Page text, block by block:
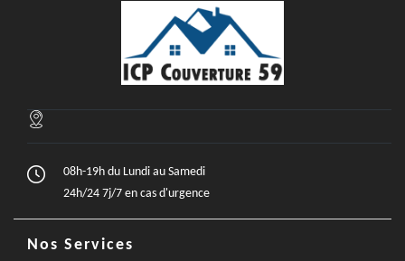
08h-19h du Lundi au Samedi
24h/24 7j/7 en cas d'urgence
Nos Services